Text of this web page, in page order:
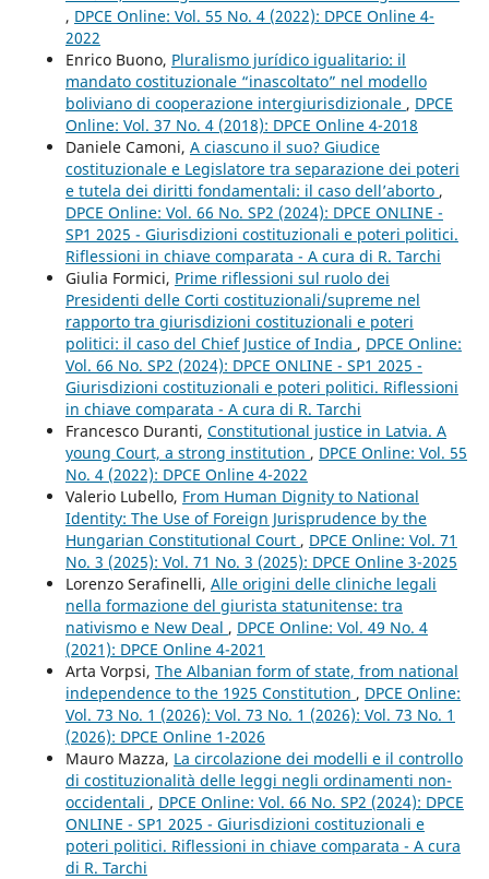
, DPCE Online: Vol. 55 No. 4 (2022): DPCE Online 4-
2022
Enrico Buono, Pluralismo jurídico igualitario: il
mandato costituzionale “inascoltato” nel modello
boliviano di cooperazione intergiurisdizionale , DPCE
Online: Vol. 37 No. 4 (2018): DPCE Online 4-2018
Daniele Camoni, A ciascuno il suo? Giudice
costituzionale e Legislatore tra separazione dei poteri
e tutela dei diritti fondamentali: il caso dell’aborto ,
DPCE Online: Vol. 66 No. SP2 (2024): DPCE ONLINE -
SP1 2025 - Giurisdizioni costituzionali e poteri politici.
Riflessioni in chiave comparata - A cura di R. Tarchi
Giulia Formici, Prime riflessioni sul ruolo dei
Presidenti delle Corti costituzionali/supreme nel
rapporto tra giurisdizioni costituzionali e poteri
politici: il caso del Chief Justice of India , DPCE Online:
Vol. 66 No. SP2 (2024): DPCE ONLINE - SP1 2025 -
Giurisdizioni costituzionali e poteri politici. Riflessioni
in chiave comparata - A cura di R. Tarchi
Francesco Duranti, Constitutional justice in Latvia. A
young Court, a strong institution , DPCE Online: Vol. 55
No. 4 (2022): DPCE Online 4-2022
Valerio Lubello, From Human Dignity to National
Identity: The Use of Foreign Jurisprudence by the
Hungarian Constitutional Court , DPCE Online: Vol. 71
No. 3 (2025): Vol. 71 No. 3 (2025): DPCE Online 3-2025
Lorenzo Serafinelli, Alle origini delle cliniche legali
nella formazione del giurista statunitense: tra
nativismo e New Deal , DPCE Online: Vol. 49 No. 4
(2021): DPCE Online 4-2021
Arta Vorpsi, The Albanian form of state, from national
independence to the 1925 Constitution , DPCE Online:
Vol. 73 No. 1 (2026): Vol. 73 No. 1 (2026): Vol. 73 No. 1
(2026): DPCE Online 1-2026
Mauro Mazza, La circolazione dei modelli e il controllo
di costituzionalità delle leggi negli ordinamenti non-
occidentali , DPCE Online: Vol. 66 No. SP2 (2024): DPCE
ONLINE - SP1 2025 - Giurisdizioni costituzionali e
poteri politici. Riflessioni in chiave comparata - A cura
di R. Tarchi